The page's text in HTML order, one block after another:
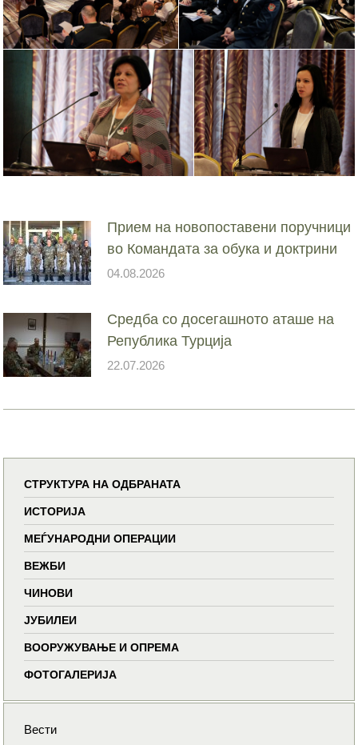
Прием на новопоставени поручници
во Командата за обука и доктрини
04.08.2026
Средба со досегашното аташе на
Република Турција
22.07.2026
СТРУКТУРА НА ОДБРАНАТА
ИСТОРИЈА
МЕЃУНАРОДНИ ОПЕРАЦИИ
ВЕЖБИ
ЧИНОВИ
ЈУБИЛЕИ
ВООРУЖУВАЊЕ И ОПРЕМА
ФОТОГАЛЕРИЈА
Вести